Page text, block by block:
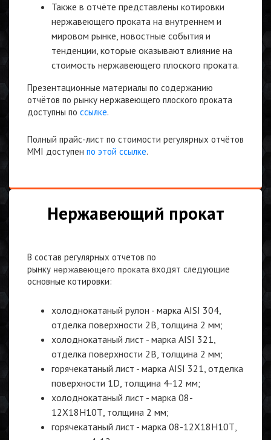
Также в отчёте представлены котировки
нержавеющего проката на внутреннем и
мировом рынке, новостные события и
тенденции, которые оказывают влияние на
стоимость нержавеющего плоского проката.
Презентационные материалы по содержанию
отчётов по рынку нержавеющего плоского проката
доступны по ссылке.
Полный прайс-лист по стоимости регулярных отчётов
MMI доступен по этой ссылке.
Нержавеющий прокат
В состав регулярных отчетов по
рынку нержавеющего прокатавходят следующие
основные котировки:
холоднокатаный рулон - марка AISI 304,
отделка поверхности 2B, толщина 2 мм;
холоднокатаный лист - марка AISI 321,
отделка поверхности 2B, толщина 2 мм;
горячекатаный лист - марка AISI 321, отделка
поверхности 1D, толщина 4-12 мм;
холоднокатаный лист - марка 08-
12Х18Н10Т, толщина 2 мм;
горячекатаный лист - марка 08-12Х18Н10Т,